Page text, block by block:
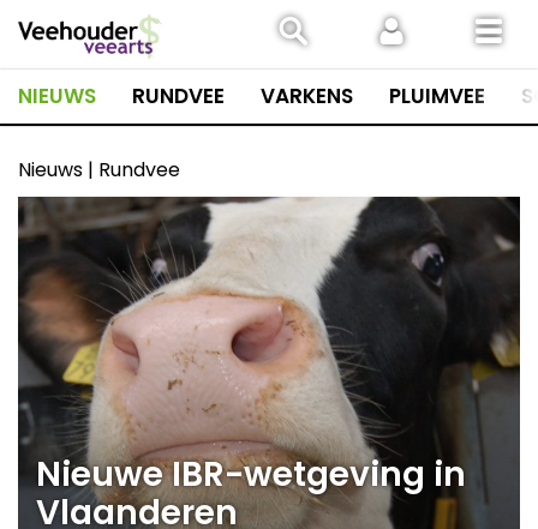
naar
inhoud
NIEUWS RUNDVEE VARKENS PLUIMVEE
Nieuws | Rundvee
Nieuwe IBR-wetgeving in
Vlaanderen